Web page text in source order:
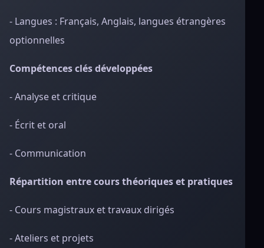
- Langues : Français, Anglais, langues étrangères
optionnelles
Compétences clés développées
- Analyse et critique
- Écrit et oral
- Communication
Répartition entre cours théoriques et pratiques
- Cours magistraux et travaux dirigés
- Ateliers et projets